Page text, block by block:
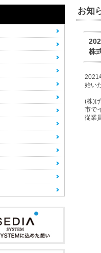
お知
株
2021
始い
(株)
市で
従業